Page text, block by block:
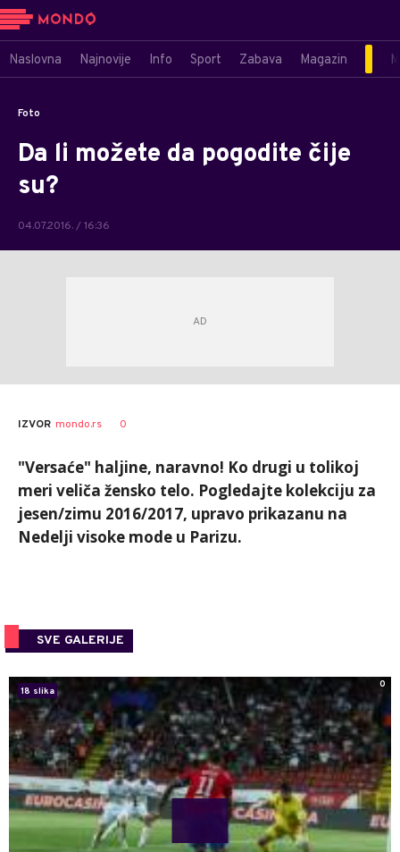
Naslovna Najnovije Info Sport Zabava Magazin
Foto
Da li možete da pogodite čije
su?
04.07.2016. / 16:36
IZVOR mondo.rs 0
"Versaće" haljine, naravno! Ko drugi u tolikoj
meri veliča žensko telo. Pogledajte kolekciju za
jesen/zimu 2016/2017, upravo prikazanu na
Nedelji visoke mode u Parizu.
SVE GALERIJE
18 slika
0